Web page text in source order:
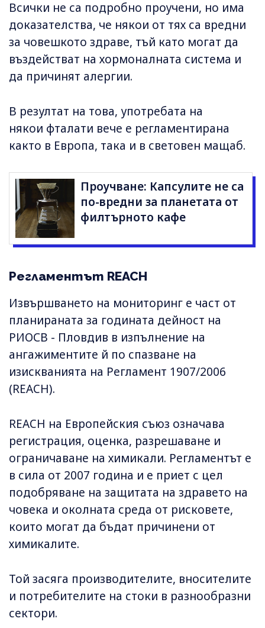
Всички не са подробно проучени, но има
доказателства, че някои от тях са вредни
за човешкото здраве, тъй като могат да
въздействат на хормоналната система и
да причинят алергии.
В резултат на това, употребата на
някои фталати вече е регламентирана
както в Европа, така и в световен мащаб.
Проучване: Капсулите не са
по-вредни за планетата от
филтърното кафе
Регламентът REACH
Извършването на мониторинг е част от
планираната за годината дейност на
РИОСВ - Пловдив в изпълнение на
ангажиментите й по спазване на
изискванията на Регламент 1907/2006
(REACH).
REACH на Европейския съюз означава
регистрация, оценка, разрешаване и
ограничаване на химикали. Регламентът е
в сила от 2007 година и е приет с цел
подобряване на защитата на здравето на
човека и околната среда от рисковете,
които могат да бъдат причинени от
химикалите.
Той засяга производителите, вносителите
и потребителите на стоки в разнообразни
сектори.